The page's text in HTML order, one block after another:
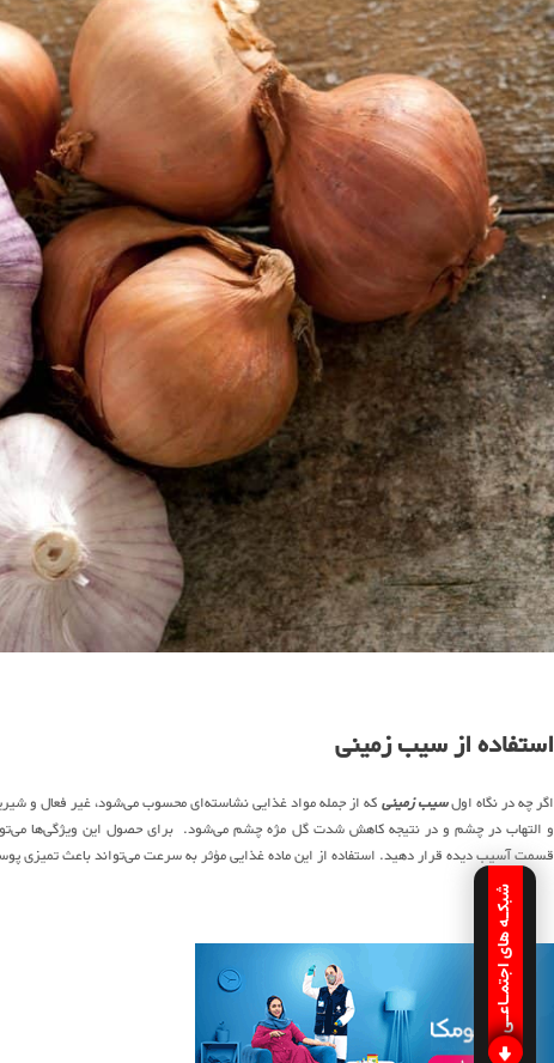
استفاده از سیب زمینی
اگر چه در نگاه اولسیب زمینیکه از جمله مواد غذایی نشاسته‌ای محسوب می‌شود، غیر فعال و
و التهاب در چشم و در نتیجه کاهش شدت گل مژه چشم می‌شود. برای حصول این ویژگی‌ها
قسمت آسیب دیده قرار دهید. استفاده از این ماده غذایی مؤثر به سرعت می‌تواند باعث تمیزی
شبکـه های اجتمـاعـی